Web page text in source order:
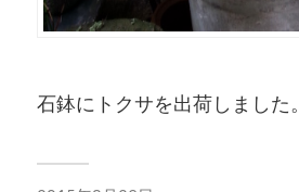
石鉢にトクサを出荷しました。